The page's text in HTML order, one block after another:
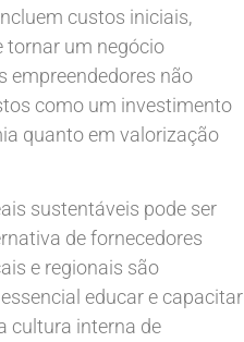
custos iniciais,
tornar um negócio
empreendedores não
como um investimento
quanto em valorização
sustentáveis pode ser
de fornecedores
e regionais são
educar e capacitar
cultura interna de